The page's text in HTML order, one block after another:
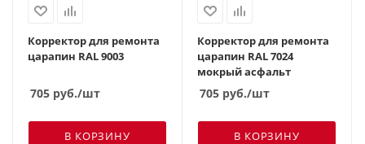
Корректор для ремонта
царапин RAL 9003
705 руб./шт
В КОРЗИНУ
Корректор для ремонта
царапин RAL 7024
мокрый асфальт
705 руб./шт
В КОРЗИНУ